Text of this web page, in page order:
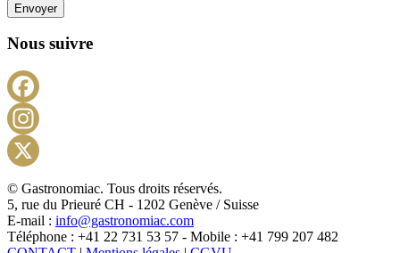
Envoyer
Nous suivre
X
© Gastronomiac. Tous droits réservés.
5, rue du Prieuré CH - 1202 Genève / Suisse
E-mail : info@gastronomiac.com
Téléphone : +41 22 731 53 57 - Mobile : +41 799 207 482